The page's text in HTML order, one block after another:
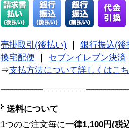
売掛取引(後払い) ｜ 銀行振込(後
換宅配便 ｜ セブンイレブン決済
⇒支払方法について詳しくはこ
送料について
1つのご注文毎に一律1,100円(税